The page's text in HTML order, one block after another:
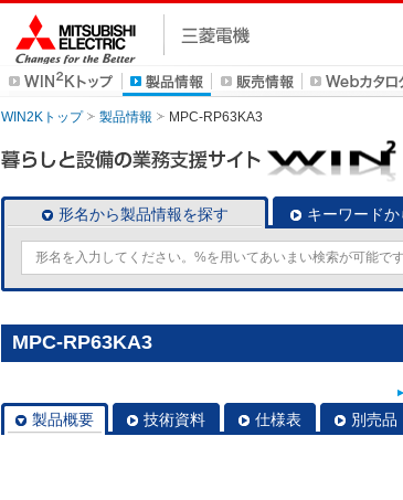
WIN2Kトップ 製品情報 MPC-RP63KA3
形名から製品情報を探す キーワード
MPC-RP63KA3
製品概要 技術資料 仕様表 別売品